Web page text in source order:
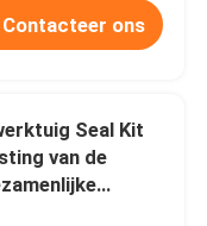
Contacteer ons
Seal Kit
van de